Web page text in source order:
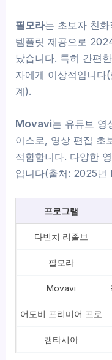
필모라는 초보자 친
템플릿 제공으로
났습니다. 특히 간편
자에게 이상적입니다
계).
Movavi는 유튜브 영
이스로, 영상 편집 초
적합합니다. 다양한
입니다(출처: 2025년
프로그램
다빈치 리졸브
필모라
Movavi
어도비 프리미어 프로
캠타시아